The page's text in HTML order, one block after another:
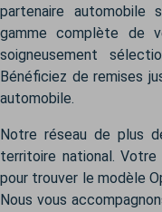
partenaire automobile
gamme complète de
soigneusement
Bénéficiez de remises
automobile.
Notre réseau de plus
territoire national.
pour trouver le modèle
Nous vous